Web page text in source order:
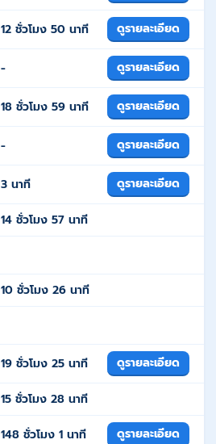
12 ชั่วโมง 50 นาที ดูรายละเอียด
- ดูรายละเอียด
18 ชั่วโมง 59 นาที ดูรายละเอียด
- ดูรายละเอียด
3 นาที ดูรายละเอียด
14 ชั่วโมง 57 นาที
10 ชั่วโมง 26 นาที
19 ชั่วโมง 25 นาที ดูรายละเอียด
15 ชั่วโมง 28 นาที
148 ชั่วโมง 1 นาที ดูรายละเอียด